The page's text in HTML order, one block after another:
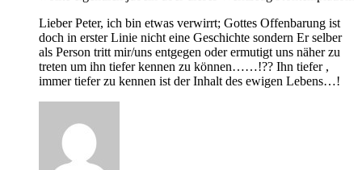
Lieber Peter, ich bin etwas verwirrt; Gottes Offenbarung ist
doch in erster Linie nicht eine Geschichte sondern Er selber
als Person tritt mir/uns entgegen oder ermutigt uns näher zu
treten um ihn tiefer kennen zu können……!?? Ihn tiefer ,
immer tiefer zu kennen ist der Inhalt des ewigen Lebens…!